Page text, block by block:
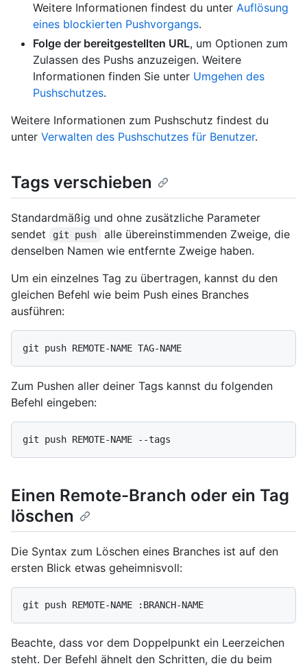
Weitere Informationen findest du unter Auflösung
eines blockierten Pushvorgangs.
Folge der bereitgestellten URL, um Optionen zum
Zulassen des Pushs anzuzeigen. Weitere
Informationen finden Sie unter Umgehen des
Pushschutzes.
Weitere Informationen zum Pushschutz findest du
unter Verwalten des Pushschutzes für Benutzer.
Tags verschieben
Standardmäßig und ohne zusätzliche Parameter
sendet
git push
alle übereinstimmenden Zweige, die
denselben Namen wie entfernte Zweige haben.
Um ein einzelnes Tag zu übertragen, kannst du den
gleichen Befehl wie beim Push eines Branches
ausführen:
Zum Pushen aller deiner Tags kannst du folgenden
Befehl eingeben:
Einen Remote-Branch oder ein Tag
löschen
Die Syntax zum Löschen eines Branches ist auf den
ersten Blick etwas geheimnisvoll:
Beachte, dass vor dem Doppelpunkt ein Leerzeichen
steht. Der Befehl ähnelt den Schritten, die du beim